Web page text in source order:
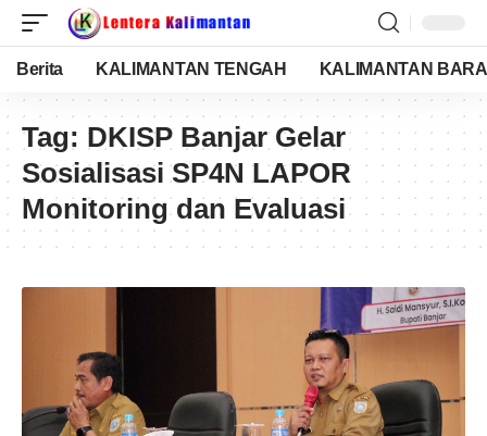
Berita KALIMANTAN TENGAH KALIMANTAN
Tag: DKISP Banjar Gelar
Sosialisasi SP4N LAPOR
Monitoring dan Evaluasi